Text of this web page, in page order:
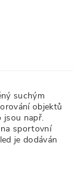
suchým
objektů
jsou např.
sportovní
je dodáván